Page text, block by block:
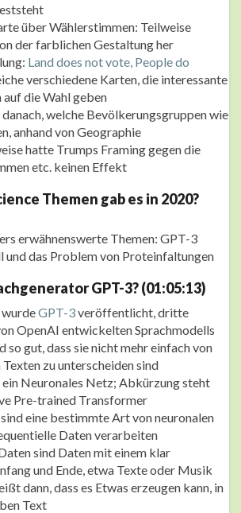
über Wählerstimmen: Teilweise
der farblichen Gestaltung her
Land does not vote, People do
verschiedene Karten, die interessante
die Wahl geben
welche Bevölkerungsgruppen wie
anhand von Geographie
hatte Trumps Framing gegen die
etc. keinen Effekt
Themen gab es in 2020?
erwähnenswerte Themen: GPT-3
und das Problem von Proteinfaltungen
GPT-3? (01:05:13)
GPT-3veröffentlicht, dritte
OpenAI entwickelten Sprachmodells
so gut, dass sie nicht mehr einfach von
zu unterscheiden sind
Neuronales Netz; Abkürzung steht
Pre-trained Transformer
eine bestimmte Art von neuronalen
Daten verarbeiten
sind Daten mit einem klar
und Ende, etwa Texte oder Musik
dann, dass es Etwas erzeugen kann, in
Text